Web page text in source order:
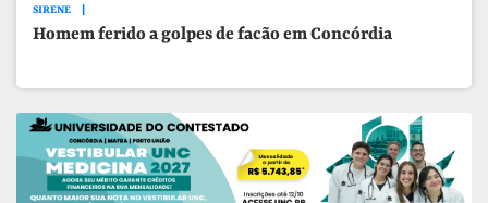
SIRENE
Homem ferido a golpes de facão em Concórdia